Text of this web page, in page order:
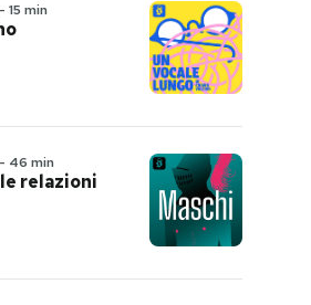
- 15 min
- 46 min
relazioni